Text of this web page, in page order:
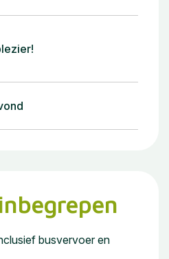
inbegrepen
busvervoer en